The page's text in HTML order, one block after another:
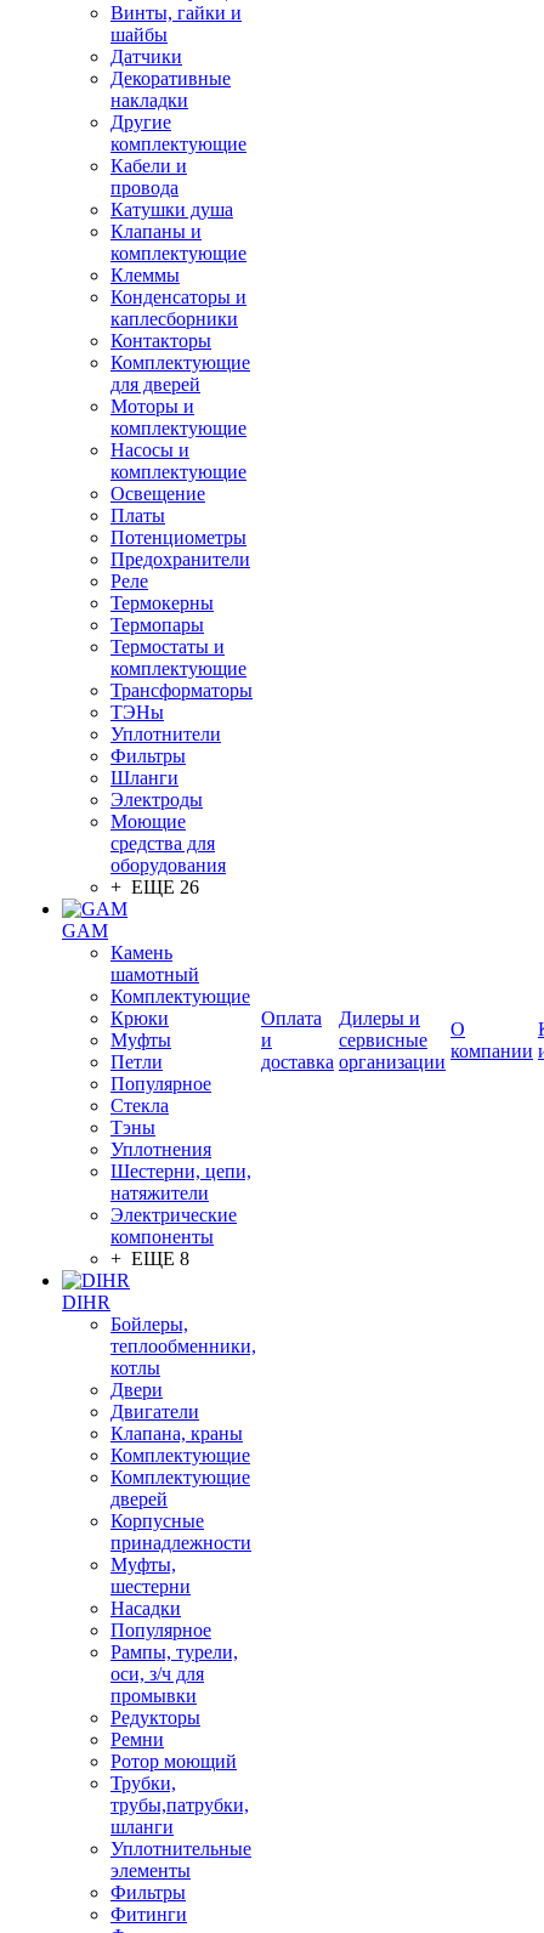
Винты, гайки и
шайбы
Датчики
Декоративные
накладки
Другие
комплектующие
Кабели и
провода
Катушки душа
Клапаны и
комплектующие
Клеммы
Конденсаторы и
каплесборники
Контакторы
Комплектующие
для дверей
Моторы и
комплектующие
Насосы и
комплектующие
Освещение
Платы
Потенциометры
Предохранители
Реле
Термокерны
Термопары
Термостаты и
комплектующие
Трансформаторы
ТЭНы
Уплотнители
Фильтры
Шланги
Электроды
Моющие
средства для
оборудования
+ ЕЩЕ 26
GAM
Камень
шамотный
Комплектующие
Крюки
Муфты
Петли
Популярное
Стекла
Тэны
Уплотнения
Шестерни, цепи,
натяжители
Электрические
компоненты
+ ЕЩЕ 8
DIHR
Бойлеры,
теплообменники,
котлы
Двери
Двигатели
Клапана, краны
Комплектующие
Комплектующие
дверей
Корпусные
принадлежности
Муфты,
шестерни
Насадки
Популярное
Рампы, турели,
оси, з/ч для
промывки
Редукторы
Ремни
Ротор моющий
Трубки,
трубы,патрубки,
шланги
Уплотнительные
элементы
Фильтры
Фитинги
Оплата
и
доставка
Дилеры и
сервисные
организации
О
компании